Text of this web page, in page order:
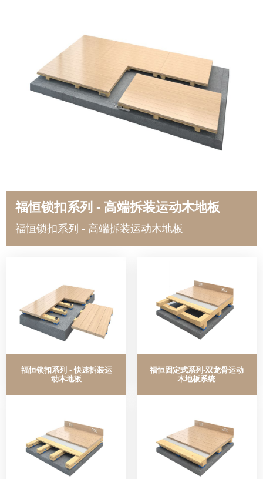
福恒锁扣系列 - 高端拆装运动木地板
福恒锁扣系列 - 高端拆装运动木地板
福恒锁扣系列 - 快速拆装运
动木地板
福恒固定式系列-双龙骨运动
木地板系统